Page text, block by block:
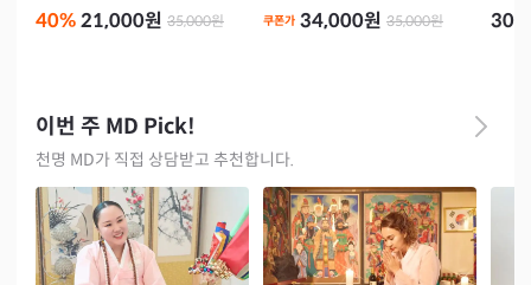
40%21,000원 35,000원 쿠폰가 34,000원 35,000원
이번 주 MD Pick!
천명 MD가 직접 상담받고 추천합니다.